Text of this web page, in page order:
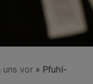
uns vor
Pfuhl-